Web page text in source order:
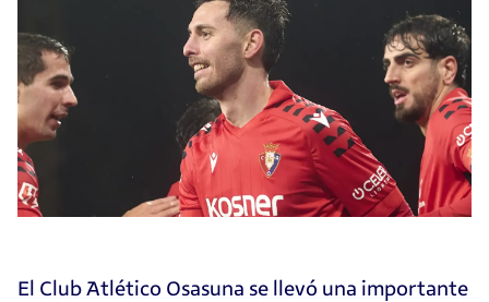
El Club Atlético Osasuna se llevó una importante